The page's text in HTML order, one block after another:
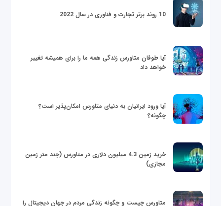
10 روند برتر تجارت و فناوری در سال 2022
آیا طوفان متاورس زندگی همه ما را برای همیشه تغییر
خواهد داد
آیا ورود ایرانیان به دنیای متاورس امکان‌پذیر است؟
چگونه؟
خرید زمین 4.3 میلیون دلاری در متاورس (چند متر زمین
مجازی)
متاورس چیست و چگونه زندگی مردم در جهان دیجیتال را